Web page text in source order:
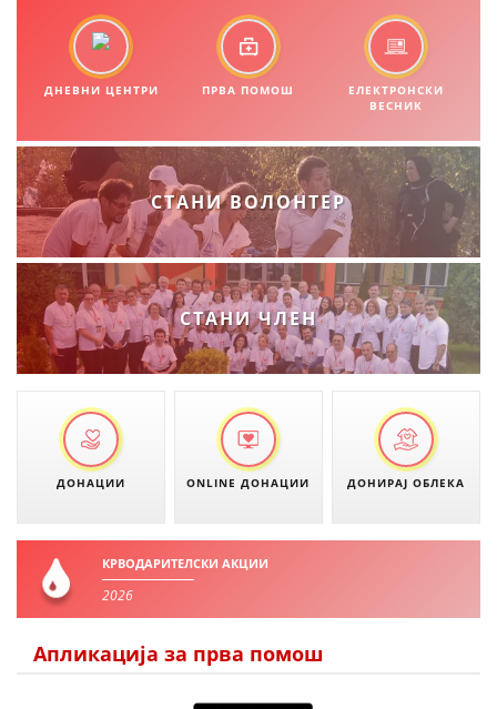
ИСТРАЖУВАЊЕ НА ЈАВНО МИСЛЕЊЕ
МЕЃУНАРОДНА СОРАБОТКА
ЗНАЧЕЊЕ НА СЛУЖБАТА ЗА БАРАЊЕ
ФОРМУЛАРИ ЗА БАРАЊА
ЗДРАВСТВЕНО ПРЕВЕНТИВНА ДЕЈНОСТ
ПРВА ПОМОШ
КРВОДАРИТЕЛСТВО
УСЛУГИ
ДЕЈСТВУВАЊЕ
ДНЕВНИ ЦЕНТРИ ПРВА ПОМОШ
ЕЛЕКТРОНСКИ
ВЕСНИК
СТАНИ ВОЛОНТЕР
СТАНИ ЧЛЕН
ДОНАЦИИ ONLINE ДОНАЦИИ ДОНИРАЈ ОБЛЕКА
КРВОДАРИТЕЛСКИ АКЦИИ
2026
Апликација за прва помош